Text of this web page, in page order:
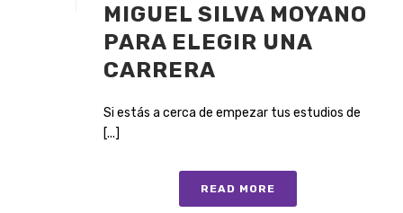
MIGUEL SILVA MOYANO
PARA ELEGIR UNA
CARRERA
Si estás a cerca de empezar tus estudios de
[...]
READ MORE